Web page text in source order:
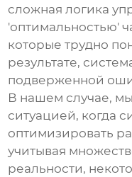
сложная логика
'оптимальностью'
которые трудно
результате,
подверженной
В нашем случае,
ситуацией, когда
оптимизировать
учитывая
реальности,